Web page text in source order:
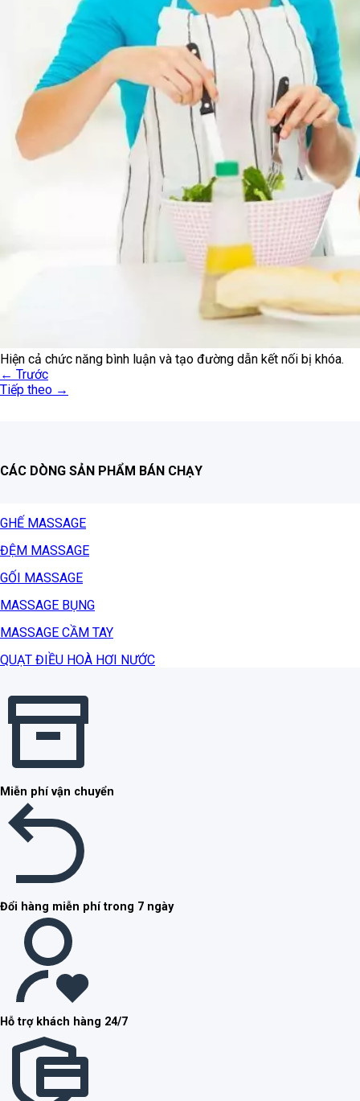
Hiện cả chức năng bình luận và tạo đường dẫn kết nối bị khóa.
← Trước
Tiếp theo →
CÁC DÒNG SẢN PHẨM BÁN CHẠY
GHẾ MASSAGE
ĐỆM MASSAGE
GỐI MASSAGE
MASSAGE BỤNG
MASSAGE CẦM TAY
QUẠT ĐIỀU HOÀ HƠI NƯỚC
Miễn phí vận chuyển
Đổi hàng miễn phí trong 7 ngày
Hỗ trợ khách hàng 24/7